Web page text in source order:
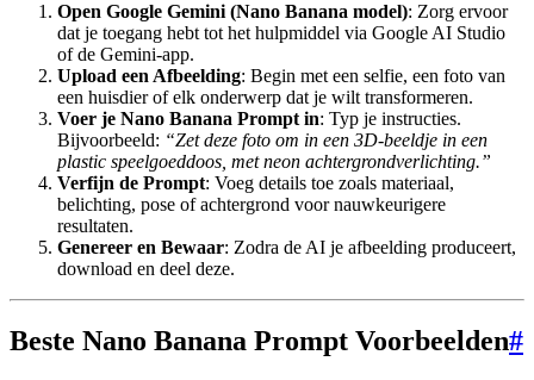
Open Google Gemini (Nano Banana model): Zorg ervoor
dat je toegang hebt tot het hulpmiddel via Google AI Studio
of de Gemini-app.
Upload een Afbeelding: Begin met een selfie, een foto van
een huisdier of elk onderwerp dat je wilt transformeren.
Voer je Nano Banana Prompt in: Typ je instructies.
Bijvoorbeeld: “Zet deze foto om in een 3D-beeldje in een
plastic speelgoeddoos, met neon achtergrondverlichting.”
Verfijn de Prompt: Voeg details toe zoals materiaal,
belichting, pose of achtergrond voor nauwkeurigere
resultaten.
Genereer en Bewaar: Zodra de AI je afbeelding produceert,
download en deel deze.
Beste Nano Banana Prompt Voorbeelden#